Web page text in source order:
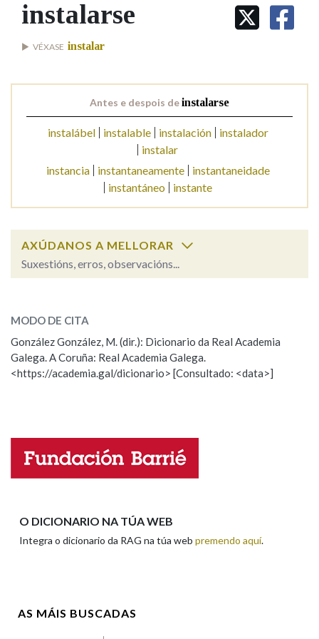
IDENTIDADE CORPORATIVA
MARCIAL DEL ADALID
FIGURAS HOMENAXEADAS
PRIMAVERA DAS LETRAS
PORTAL DAS PALABRAS
Facebook
TwitterYoutubeInstagram
Bluesky
BUSCAR NOS LEMAS
Comeza por
Nas definicións
Na fraseoloxía
Marcas gramaticais
instalarse
VÉXASE instalar
Antes e despois deinstalarse
instalábel instalable instalación
instalador
instalar
instancia
instantaneamente
instantaneidade
instantáneo
instante
AXÚDANOS A MELLORAR
Suxestións, erros, observacións...
ESCOLLE UNHA OPCIÓN:
Observación Hai un erro na palabra
Propoño mellorar a definición
Nome
MODO DE CITA
González González, M. (dir.): Dicionario da Real Academia
Galega. A Coruña: Real Academia Galega.
<https://academia.gal/dicionario> [Consultado: <data>]
O DICIONARIO NA TÚA WEB
Integra o dicionario da RAG na túa web premendo aquí.
AS MÁIS BUSCADAS